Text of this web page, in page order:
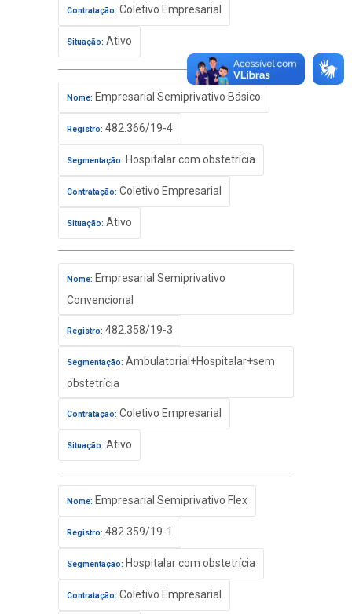
Contratação: Coletivo Empresarial
Situação: Ativo
Nome: Empresarial Semiprivativo Básico
Registro: 482.366/19-4
Segmentação: Hospitalar com obstetrícia
Contratação: Coletivo Empresarial
Situação: Ativo
Nome: Empresarial Semiprivativo
Convencional
Registro: 482.358/19-3
Segmentação: Ambulatorial+Hospitalar+sem
obstetrícia
Contratação: Coletivo Empresarial
Situação: Ativo
Nome: Empresarial Semiprivativo Flex
Registro: 482.359/19-1
Segmentação: Hospitalar com obstetrícia
Contratação: Coletivo Empresarial